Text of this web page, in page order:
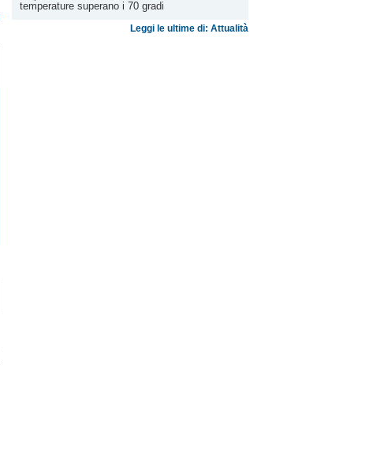
temperature superano i 70 gradi
Leggi le ultime di: Attualità